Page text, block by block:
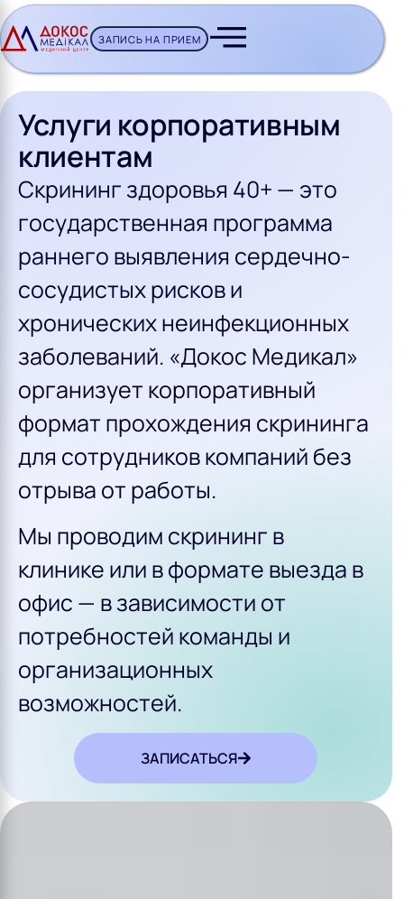
ЗАПИСЬ НА ПРИЕМ
Услуги корпоративным
клиентам
Скрининг здоровья 40+ — это
государственная программа
раннего выявления сердечно-
сосудистых рисков и
хронических неинфекционных
заболеваний. «Докос Медикал»
организует корпоративный
формат прохождения скрининга
для сотрудников компаний без
отрыва от работы.
Мы проводим скрининг в
клинике или в формате выезда в
офис — в зависимости от
потребностей команды и
организационных
возможностей.
ЗАПИСАТЬСЯ
BUTTON